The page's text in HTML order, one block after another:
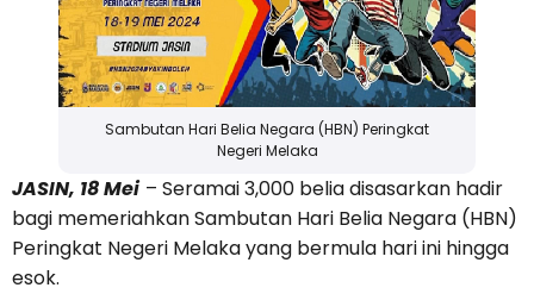
Sambutan Hari Belia Negara (HBN) Peringkat
Negeri Melaka
JASIN, 18 Mei – Seramai 3,000 belia disasarkan hadir
bagi memeriahkan Sambutan Hari Belia Negara (HBN)
Peringkat Negeri Melaka yang bermula hari ini hingga
esok.